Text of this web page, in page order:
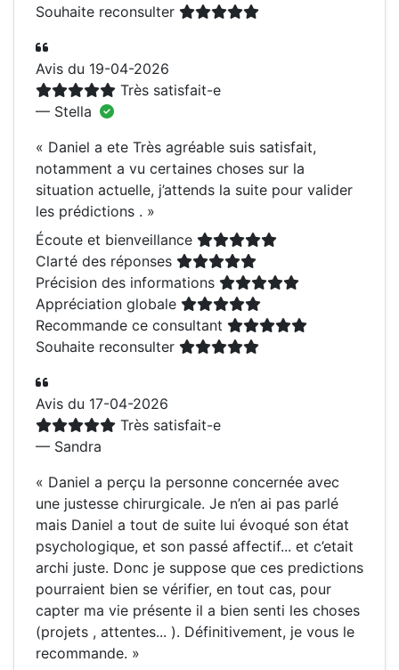
Souhaite reconsulter
Avis du 19-04-2026
Très satisfait-e
— Stella
« Daniel a ete Très agréable suis satisfait,
notamment a vu certaines choses sur la
situation actuelle, j’attends la suite pour valider
les prédictions . »
Écoute et bienveillance
Clarté des réponses
Précision des informations
Appréciation globale
Recommande ce consultant
Souhaite reconsulter
Avis du 17-04-2026
Très satisfait-e
— Sandra
« Daniel a perçu la personne concernée avec
une justesse chirurgicale. Je n’en ai pas parlé
mais Daniel a tout de suite lui évoqué son état
psychologique, et son passé affectif... et c’etait
archi juste. Donc je suppose que ces predictions
pourraient bien se vérifier, en tout cas, pour
capter ma vie présente il a bien senti les choses
(projets , attentes... ). Définitivement, je vous le
recommande. »